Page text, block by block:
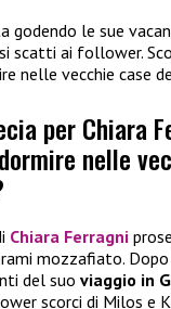
godendo le sue
scatti ai follower.
nelle vecchie case
per Chiara
nelle
Chiara Ferragni
mozzafiato.
del suo viaggio in
scorci di Milos e